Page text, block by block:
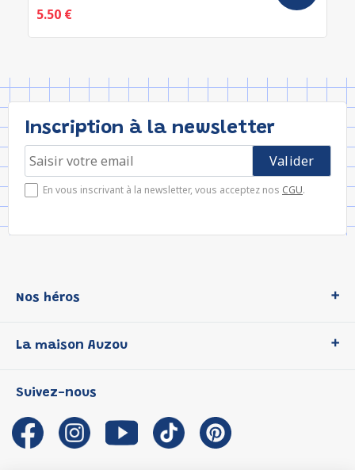
5.50 €
Inscription à la newsletter
En vous inscrivant à la newsletter, vous acceptez nos CGU.
Nos héros
P'tit Loup
Les Influenceuses
Migali
Petite Taupe
La maison Auzou
Notre histoire
Auzou s'engage
Auteurs et illustrateurs Auzou
Suivez-nous